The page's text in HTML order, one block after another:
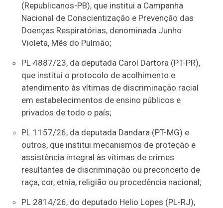
(Republicanos-PB), que institui a Campanha
Nacional de Conscientização e Prevenção das
Doenças Respiratórias, denominada Junho
Violeta, Mês do Pulmão;
PL 4887/23, da deputada Carol Dartora (PT-PR),
que institui o protocolo de acolhimento e
atendimento às vítimas de discriminação racial
em estabelecimentos de ensino públicos e
privados de todo o país;
PL 1157/26, da deputada Dandara (PT-MG) e
outros, que institui mecanismos de proteção e
assistência integral às vítimas de crimes
resultantes de discriminação ou preconceito de
raça, cor, etnia, religião ou procedência nacional;
PL 2814/26, do deputado Helio Lopes (PL-RJ),